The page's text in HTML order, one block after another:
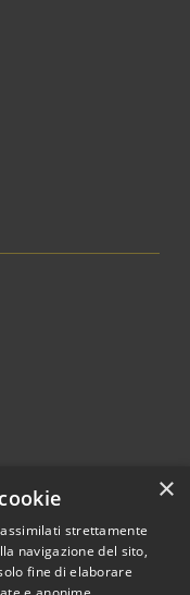
×
strettamente
navigazione del sito,
fine di elaborare